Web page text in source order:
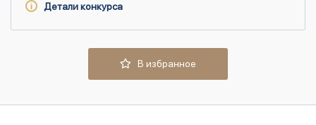
Детали конкурса
В избранное